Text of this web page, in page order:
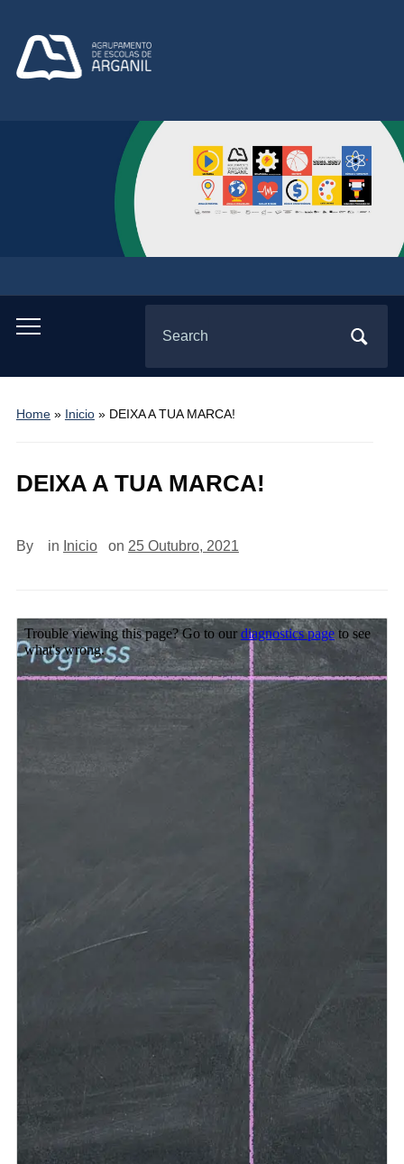
Toggle
menu
for:
Home» Inicio» DEIXA A TUA MARCA!
DEIXA A TUA MARCA!
By in Inicio on 25 Outubro, 2021